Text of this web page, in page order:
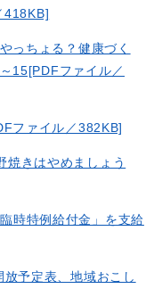
418KB]
っちょる？健康づく
15[PDFファイル／
ファイル／382KB]
焼きはやめましょう
時特例給付金」を支給
予定表、地域おこし